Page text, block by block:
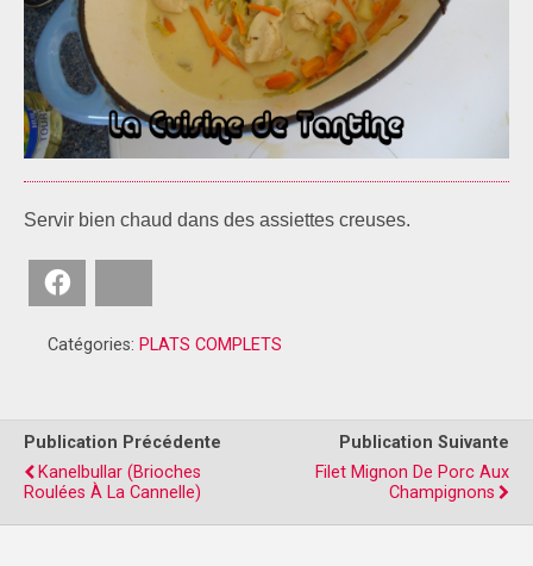
Servir bien chaud dans des assiettes creuses.
Catégories: PLATS COMPLETS
Publication Précédente
Kanelbullar (Brioches
Roulées À La Cannelle)
Publication Suivante
Filet Mignon De Porc Aux
Champignons